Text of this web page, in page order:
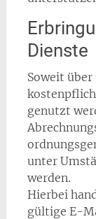
Dienste
Soweit über
genutzt
unter
werden.
Hierbei
gültige E-